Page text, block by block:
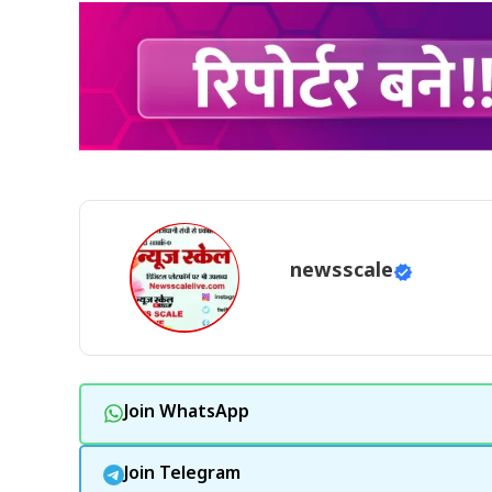
newsscale
Join WhatsApp
Join Telegram